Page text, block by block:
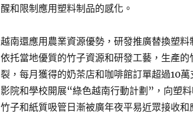
醒和限制應用塑料制品的感化。
越南還應用農業資源優勢，研發推廣替換塑
依托當地優質的竹子資源和研發工藝，生產
裂，每月獲得的奶茶店和咖啡館訂單超過10
影院和學校開展“綠色越南行動計劃”，向塑
竹子和紙質吸管日漸被廣年夜平易近眾接收